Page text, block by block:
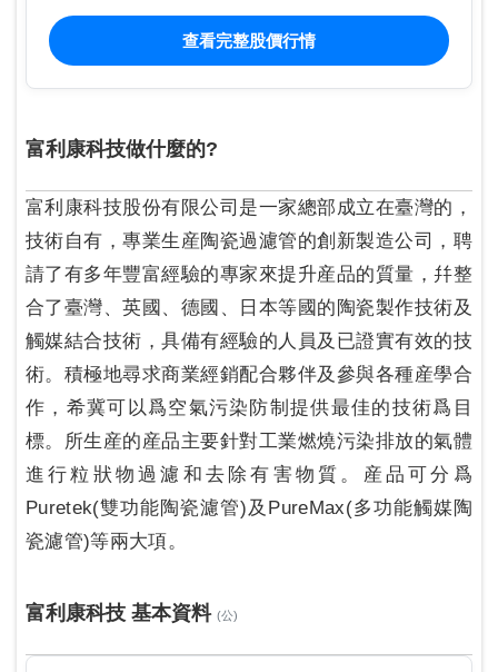
查看完整股價行情
富利康科技做什麼的?
富利康科技股份有限公司是一家總部成立在臺灣的，
技術自有，專業生産陶瓷過濾管的創新製造公司，聘
請了有多年豐富經驗的專家來提升産品的質量，幷整
合了臺灣、英國、德國、日本等國的陶瓷製作技術及
觸媒結合技術，具備有經驗的人員及已證實有效的技
術。積極地尋求商業經銷配合夥伴及參與各種産學合
作，希冀可以爲空氣污染防制提供最佳的技術爲目
標。所生産的産品主要針對工業燃燒污染排放的氣體
進行粒狀物過濾和去除有害物質。産品可分爲
Puretek(雙功能陶瓷濾管)及PureMax(多功能觸媒陶
瓷濾管)等兩大項。
富利康科技 基本資料 (公)